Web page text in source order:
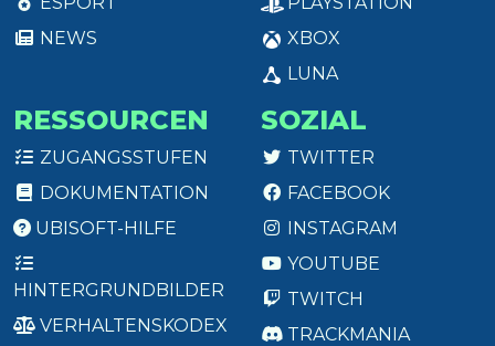
NEWS
XBOX
LUNA
RESSOURCEN
ZUGANGSSTUFEN
DOKUMENTATION
UBISOFT-HILFE
HINTERGRUNDBILDER
VERHALTENSKODEX
SOZIAL
TWITTER
FACEBOOK
INSTAGRAM
YOUTUBE
TWITCH
TRACKMANIA